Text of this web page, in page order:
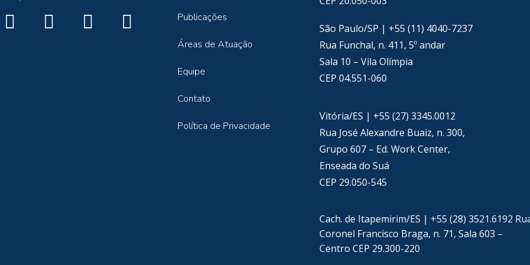
Publicações
Áreas de Atuação
Equipe
Contato
Política de Privacidade
São Paulo/SP | +55 (11) 4040-7237
Rua Funchal, n. 411, 5º andar
Sala 10 – Vila Olímpia
CEP 04.551-060
Vitória/ES | +55 (27) 3345.0012
Rua José Alexandre Buaiz, n. 300,
Grupo 607 – Ed. Work Center,
Enseada do Suá
CEP 29.050-545
Cach. de Itapemirim/ES | +55 (28) 3521.6192
Coronel Francisco Braga, n. 71, Sala 603 –
Centro CEP 29.300-220